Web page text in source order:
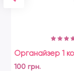
Органайзер 1
100 грн.